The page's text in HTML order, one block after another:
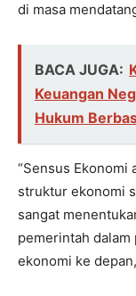
di masa
BACA JUGA:
Keuangan
Hukum
“Sensus Ekonomi
struktur ekonomi
sangat
pemerintah dalam
ekonomi ke